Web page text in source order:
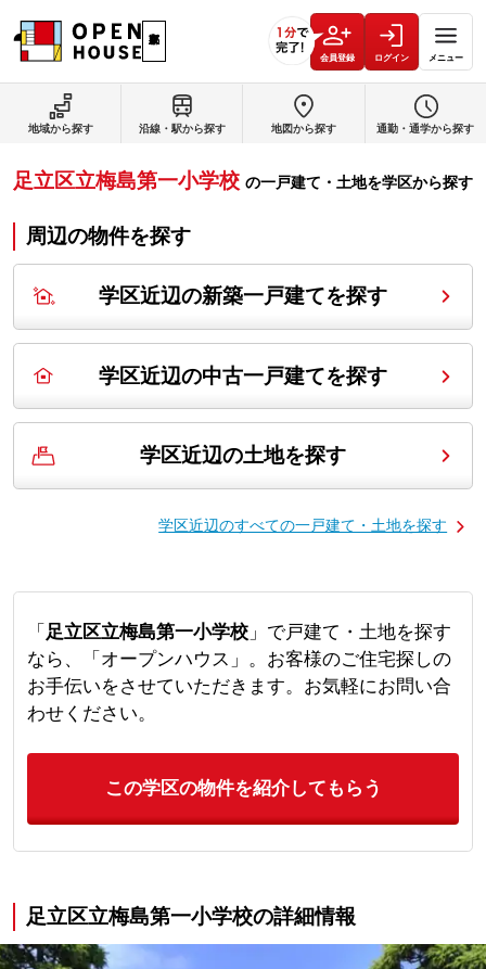
会員登録 ログイン メニュー
地域から探す 沿線・駅から探す 地図から探す 通勤・通学から探す
足立区立梅島第一小学校 の一戸建て・土地を学区から探す
周辺の物件を探す
学区近辺の新築一戸建てを探す
学区近辺の中古一戸建てを探す
学区近辺の土地を探す
学区近辺のすべての一戸建て・土地を探す
「 足立区立梅島第一小学校」で戸建て・土地を探す
なら、「オープンハウス」。お客様のご住宅探しの
お手伝いをさせていただきます。お気軽にお問い合
わせください。
この学区の物件を紹介してもらう
足立区立梅島第一小学校の詳細情報